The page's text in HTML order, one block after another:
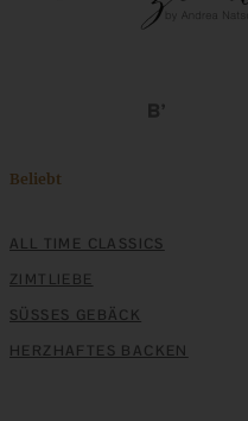
Beliebt
ALL TIME CLASSICS
ZIMTLIEBE
SÜSSES GEBÄCK
HERZHAFTES BACKEN